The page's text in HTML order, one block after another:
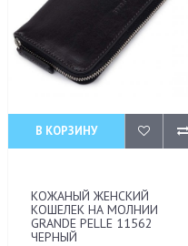
В КОРЗИНУ
КОЖАНЫЙ ЖЕНСКИЙ
КОШЕЛЕК НА МОЛНИИ
GRANDE PELLE 11562
ЧЕРНЫЙ